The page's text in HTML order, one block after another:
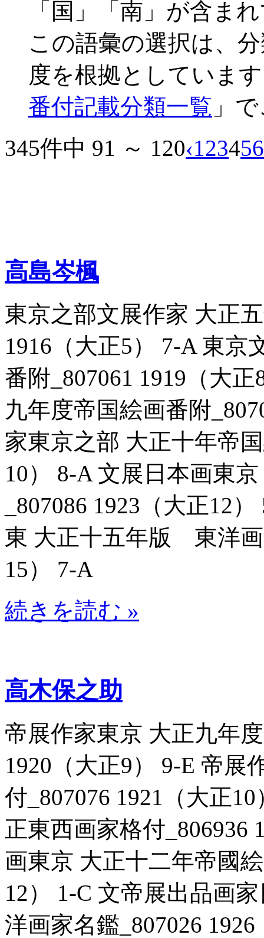
「国」「南」が含ま
この語彙の選択は、
度を根拠としていま
番付記載分類一覧 」
345件中 91 ～ 120‹123456
高島岑楓
東京之部文展作家 大正
1916（大正5） 7-A 東京
番附_807061 1919（大
九年度帝国絵画番附
家東京之部 大正十年帝
10） 8-A 文展日本画東
_807086 1923（大正12
東 大正十五年版 東洋画
15） 7-A
続きを読む »
高木保之助
帝展作家東京 大正九年
1920（大正9） 9-E 帝展
付_807076 1921（大正
正東西画家格付_806936
画東京 大正十二年帝國
12） 1-C 文帝展出品画
洋画家名鑑_807026